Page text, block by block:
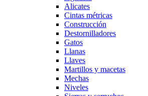
Alicates
Cintas métricas
Construcción
Destornilladores
Gatos
Llanas
Llaves
Martillos y macetas
Mechas
Niveles